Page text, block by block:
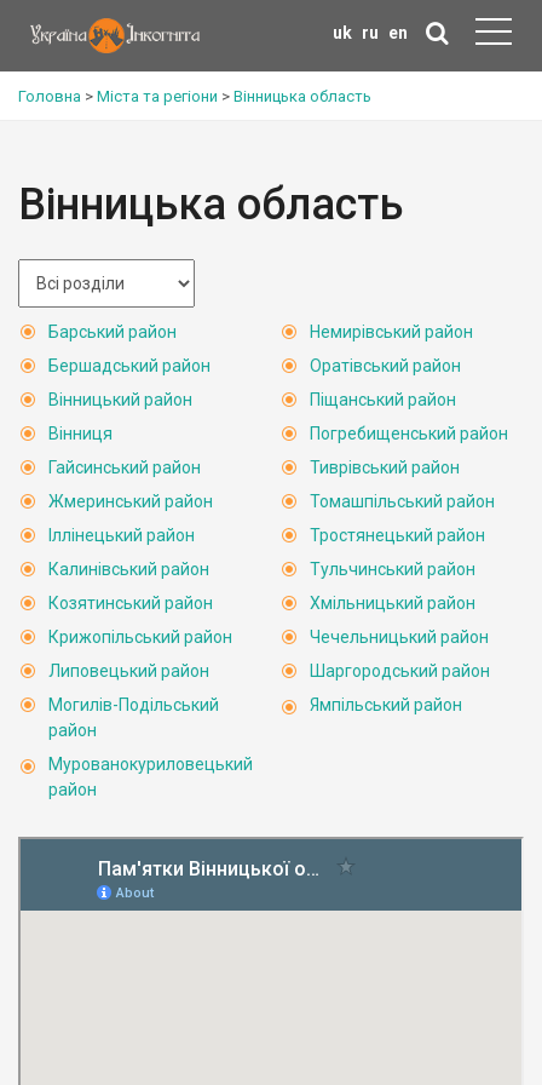
uk ru en
Головна > Міста та регіони > Вінницька область
Вінницька область
Барський район
Бершадський район
Вінницький район
Вінниця
Гайсинський район
Жмеринський район
Іллінецький район
Калинівський район
Козятинський район
Крижопільський район
Липовецький район
Могилів-Подільський
район
Мурованокуриловецький
район
Немирівський район
Оратівський район
Піщанський район
Погребищенський район
Тиврівський район
Томашпільський район
Тростянецький район
Тульчинський район
Хмільницький район
Чечельницький район
Шаргородський район
Ямпільський район